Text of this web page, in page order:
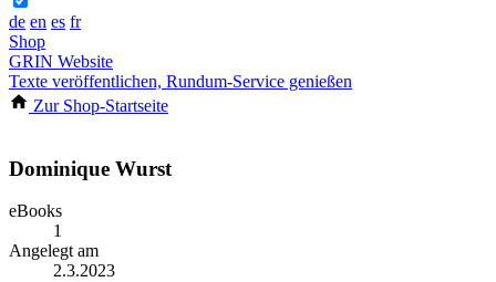
de en es fr
Shop
GRIN Website
Texte veröffentlichen, Rundum-Service genießen
Zur Shop-Startseite
Dominique Wurst
eBooks
1
Angelegt am
2.3.2023